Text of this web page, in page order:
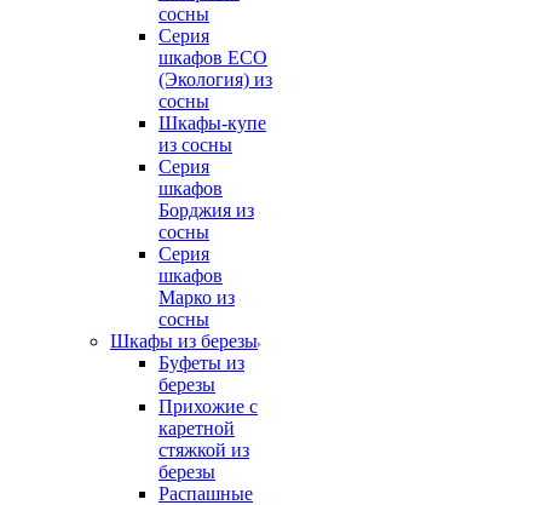
сосны
Серия
шкафов ECO
(Экология) из
сосны
Шкафы-купе
из сосны
Серия
шкафов
Борджия из
сосны
Серия
шкафов
Марко из
сосны
Шкафы из березы
Буфеты из
березы
Прихожие с
каретной
стяжкой из
березы
Распашные